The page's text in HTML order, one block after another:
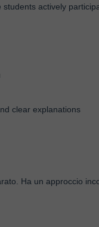
actively
clear explanations
Ha un approccio